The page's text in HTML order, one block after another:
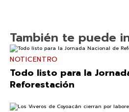
También te puede
NOTICENTRO
Todo listo para la
Reforestación